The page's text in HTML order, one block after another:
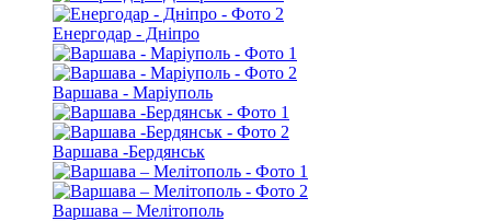
Енергодар - Дніпро
Варшава - Маріуполь
Варшава -Бердянськ
Варшава – Мелітополь